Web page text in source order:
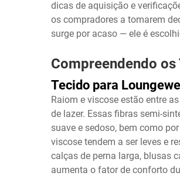
dicas de aquisição e
os compradores a tomarem
surge por acaso — ele é
Compreendendo
Tecido para
Raiom e viscose estão entre
de lazer. Essas fibras semi-
suave e sedoso, bem como
viscose tendem a ser leves e
calças de perna larga, blusas
aumenta o fator de conforto